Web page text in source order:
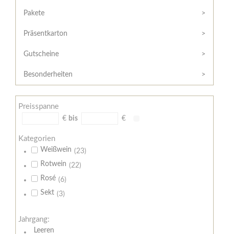
/
Widerrufsformular
AGB
Zahlungsbedingungen
Meine
Pakete
Präsentkarton
Gutscheine
Besonderheiten
Preisspanne
€ bis €
Kategorien
Weißwein (23)
Rotwein (22)
Rosé (6)
Sekt (3)
Jahrgang:
Leeren